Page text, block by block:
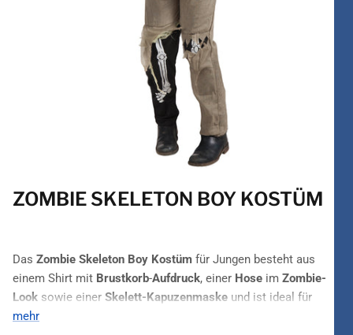
ZOMBIE SKELETON BOY KOSTÜM
Das Zombie Skeleton Boy Kostüm für Jungen besteht aus
einem Shirt mit Brustkorb-Aufdruck, einer Hose im Zombie-
Look sowie einer Skelett-Kapuzenmaske und ist ideal für
Halloween
mehr